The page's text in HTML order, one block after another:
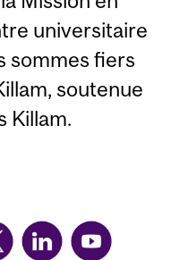
universitaire
sommes fiers
soutenue
Killam.